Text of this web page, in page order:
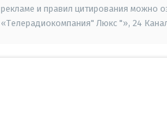
рекламе и правил цитирования можно
«Телерадиокомпания" Люкс "», 24